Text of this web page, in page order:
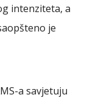
intenziteta, a
je
a savjetuju